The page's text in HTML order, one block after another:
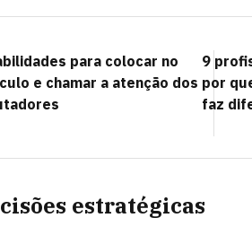
para colocar no
e chamar a atenção dos
9
por
faz
estratégicas